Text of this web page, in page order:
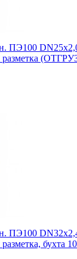
ПЭ100
разметка
ПЭ100
разметка, бухта